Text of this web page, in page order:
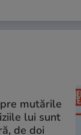
mutările
lui sunt
de doi